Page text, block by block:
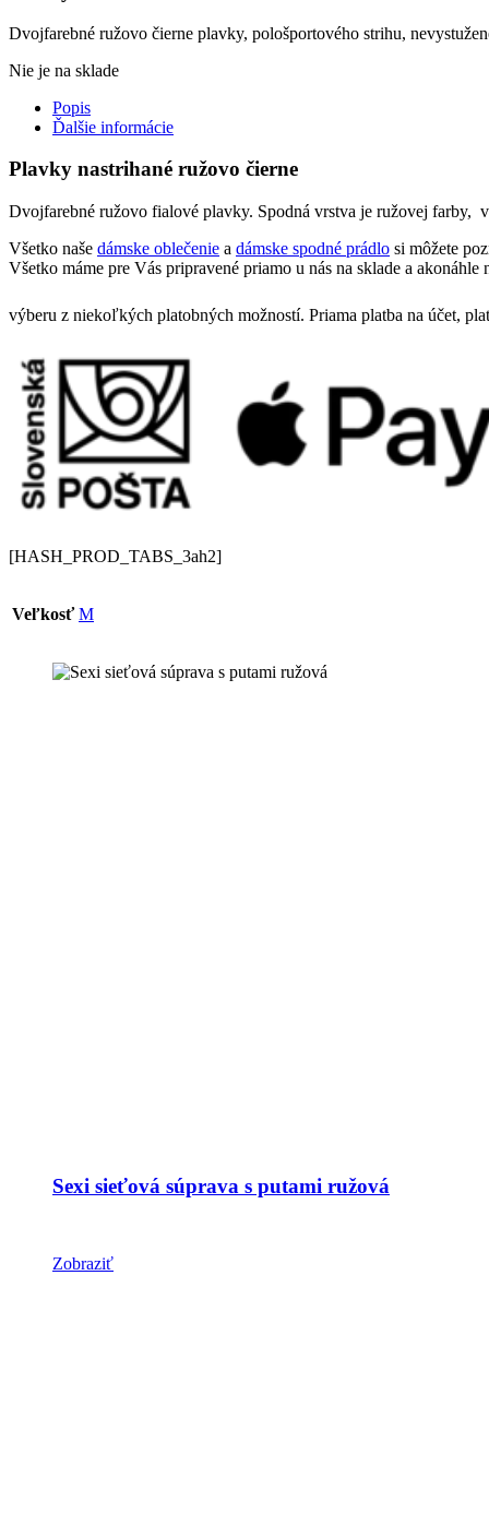
Dvojfarebné ružovo čierne plavky, pološportového strihu,
Nie je na sklade
Popis
Ďalšie informácie
Plavky nastrihané ružovo čierne
Dvojfarebné ružovo fialové plavky. Spodná vrstva je ružovej farby,
Všetko naše dámske oblečenie a dámske spodné prádlo si môžete
Všetko máme pre Vás pripravené priamo u nás na sklade a
výberu z niekoľkých platobných možností. Priama platba na účet,
[HASH_PROD_TABS_3ah2]
Veľkosť M
Sexi sieťová súprava s putami ružová
Zobraziť